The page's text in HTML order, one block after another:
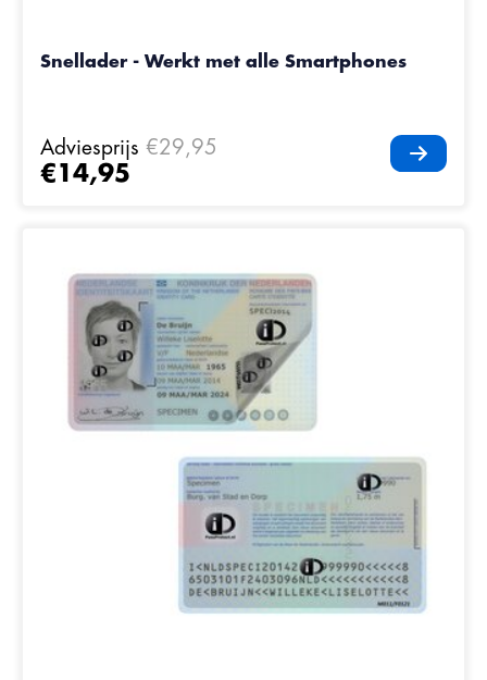
Snellader - Werkt met alle Smartphones
Adviesprijs €29,95
€14,95